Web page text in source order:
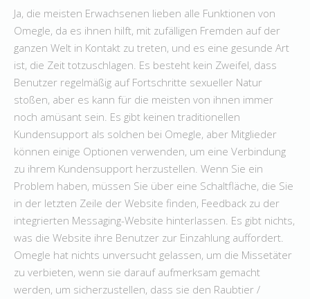
Ja, die meisten Erwachsenen lieben alle Funktionen von
Omegle, da es ihnen hilft, mit zufälligen Fremden auf der
ganzen Welt in Kontakt zu treten, und es eine gesunde Art
ist, die Zeit totzuschlagen. Es besteht kein Zweifel, dass
Benutzer regelmäßig auf Fortschritte sexueller Natur
stoßen, aber es kann für die meisten von ihnen immer
noch amüsant sein. Es gibt keinen traditionellen
Kundensupport als solchen bei Omegle, aber Mitglieder
können einige Optionen verwenden, um eine Verbindung
zu ihrem Kundensupport herzustellen. Wenn Sie ein
Problem haben, müssen Sie über eine Schaltfläche, die Sie
in der letzten Zeile der Website finden, Feedback zu der
integrierten Messaging-Website hinterlassen. Es gibt nichts,
was die Website ihre Benutzer zur Einzahlung auffordert.
Omegle hat nichts unversucht gelassen, um die Missetäter
zu verbieten, wenn sie darauf aufmerksam gemacht
werden, um sicherzustellen, dass sie den Raubtier /